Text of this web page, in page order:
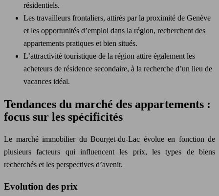
résidentiels.
Les travailleurs frontaliers, attirés par la proximité de Genève
et les opportunités d’emploi dans la région, recherchent des
appartements pratiques et bien situés.
L’attractivité touristique de la région attire également les
acheteurs de résidence secondaire, à la recherche d’un lieu de
vacances idéal.
Tendances du marché des appartements :
focus sur les spécificités
Le marché immobilier du Bourget-du-Lac évolue en fonction de
plusieurs facteurs qui influencent les prix, les types de biens
recherchés et les perspectives d’avenir.
Evolution des prix